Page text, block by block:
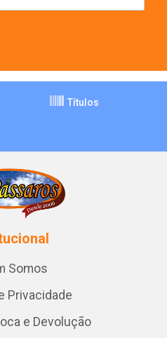
Títulos
Somos
Privacidade
e Devolução